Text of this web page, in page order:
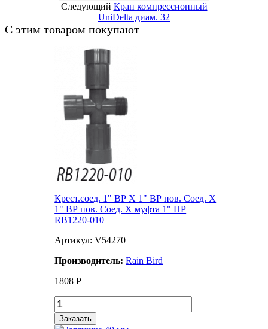
Следующий Кран компрессионный
UniDelta диам. 32
С этим товаром покупают
Крест.соед. 1" ВР Х 1" ВР пов. Соед. Х
1" ВР пов. Соед. Х муфта 1" НР
RB1220-010
Артикул: V54270
Производитель:Rain Bird
1808 Р
Заказать